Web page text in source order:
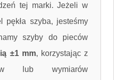
tej marki. Jeżeli w
pękła szyba, jesteśmy
szyby do pieców
±1 mm, korzystając z
lub wymiarów